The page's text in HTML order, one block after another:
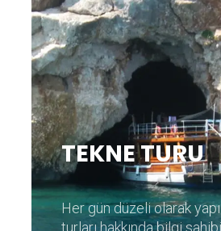
TEKNE TURU
Her gün düzeli olarak
turları hakkında bilgi